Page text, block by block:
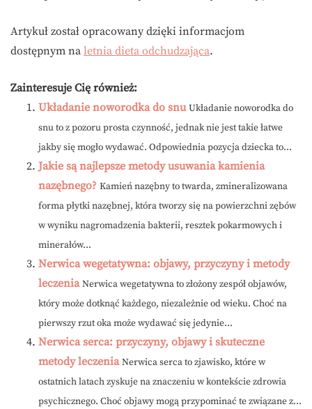
Artykuł został opracowany dzięki informacjom
dostępnym na letnia dieta odchudzająca.
Zainteresuje Cię również:
Układanie noworodka do snu Układanie noworodka do
snu to z pozoru prosta czynność, jednak nie jest takie łatwe
jakby się mogło wydawać. Odpowiednia pozycja dziecka to...
Jakie są najlepsze metody usuwania kamienia
nazębnego? Kamień nazębny to twarda, zmineralizowana
forma płytki nazębnej, która tworzy się na powierzchni zębów
w wyniku nagromadzenia bakterii, resztek pokarmowych i
minerałów...
Nerwica wegetatywna: objawy, przyczyny i metody
leczenia Nerwica wegetatywna to złożony zespół objawów,
który może dotknąć każdego, niezależnie od wieku. Choć na
pierwszy rzut oka może wydawać się jedynie...
Nerwica serca: przyczyny, objawy i skuteczne
metody leczenia Nerwica serca to zjawisko, które w
ostatnich latach zyskuje na znaczeniu w kontekście zdrowia
psychicznego. Choć objawy mogą przypominać te związane z...